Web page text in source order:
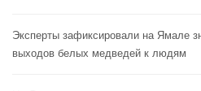
Эксперты зафиксировали на Ямале
выходов белых медведей к людям